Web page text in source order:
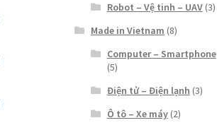
Robot – Vệ tinh – UAV(3)
Made in Vietnam (8)
Computer – Smartphone
(5)
Điện tử – Điện lạnh (3)
Ô tô – Xe máy(2)